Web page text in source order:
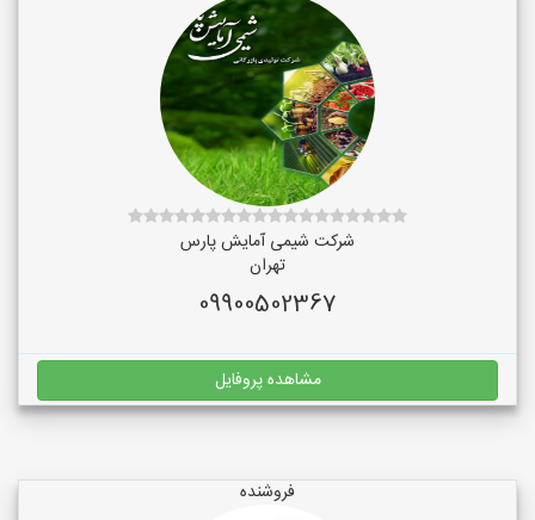
شرکت شیمی آمایش پارس
تهران
09900502367
مشاهده پروفایل
فروشنده